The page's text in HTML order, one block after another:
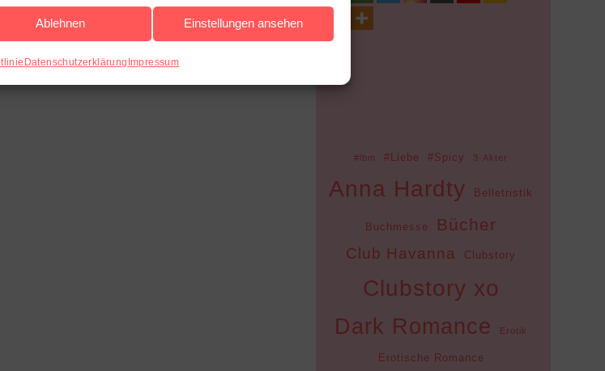
Ablehnen Einstellungen ansehen
Datenschutzerklärung Impressum
#lbm #Liebe #Spicy 3-Akter
Anna Hardty Belletristik
Buchmesse Bücher
Club Havanna Clubstory
Clubstory xo
Dark Romance Erotik
Erotische Romance